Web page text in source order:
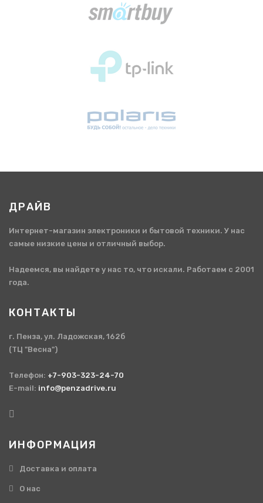
ДРАЙВ
Интернет-магазин электроники и бытовой техники. У нас
самые низкие цены и отличный выбор.
Надеемся, вы найдете у нас то, что искали. Работаем с 2001
года.
КОНТАКТЫ
г. Пенза, ул. Ладожская, 162б
(ТЦ "Весна")
Телефон: +7-903-323-24-70
E-mail: info@penzadrive.ru
ИНФОРМАЦИЯ
Доставка и оплата
О нас